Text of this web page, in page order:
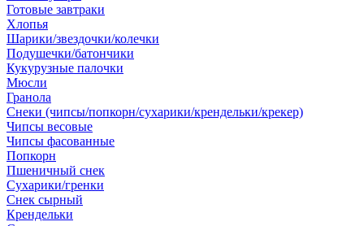
Готовые завтраки
Хлопья
Шарики/звездочки/колечки
Подушечки/батончики
Кукурузные палочки
Мюсли
Гранола
Снеки (чипсы/попкорн/сухарики/крендельки/крекер)
Чипсы весовые
Чипсы фасованные
Попкорн
Пшеничный снек
Сухарики/гренки
Снек сырный
Крендельки